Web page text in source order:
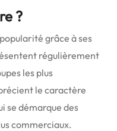
?
grâce à ses
régulièrement
les plus
le caractère
se démarque des
commerciaux.